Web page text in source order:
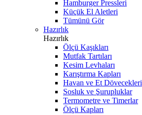
Hamburger Pressleri
Küçük El Aletleri
Tümünü Gör
Hazırlık
Hazırlık
Ölçü Kaşıkları
Mutfak Tartıları
Kesim Levhaları
Karıştırma Kapları
Havan ve Et Dövecekleri
Sosluk ve Şurupluklar
Termometre ve Timerlar
Ölçü Kapları